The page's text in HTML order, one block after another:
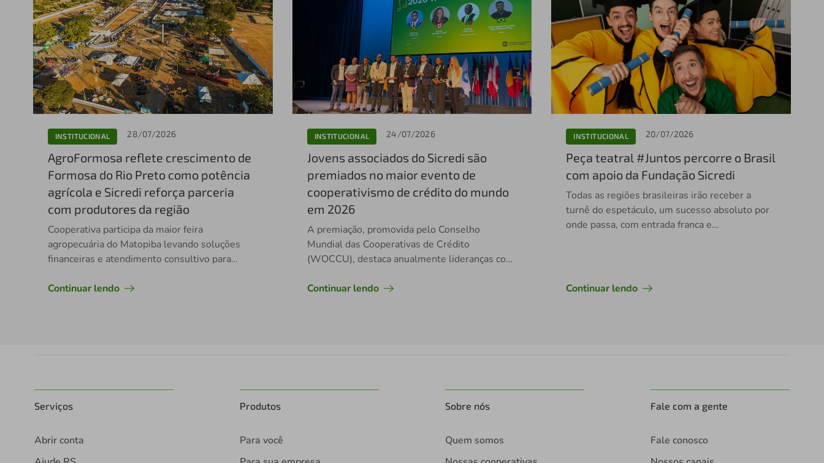
INSTITUCIONAL 28/07/2026
AgroFormosa reflete crescimento de
Formosa do Rio Preto como potência
agrícola e Sicredi reforça parceria
com produtores da região
Cooperativa participa da maior feira
agropecuária do Matopiba levando soluções
financeiras e atendimento consultivo para
Continuar lendo
INSTITUCIONAL 24/07/2026
Jovens associados do Sicredi são
premiados no maior evento de
cooperativismo de crédito do mundo
em 2026
A premiação, promovida pelo Conselho
Mundial das Cooperativas de Crédito
(WOCCU), destaca anualmente lideranças com
Continuar lendo
INSTITUCIONAL 20/07/2026
Peça teatral #Juntos percorre o Brasil
com apoio da Fundação Sicredi
Todas as regiões brasileiras irão receber a
turnê do espetáculo, um sucesso absoluto por
onde passa, com entrada franca e
Continuar lendo
Serviços
Abrir conta
Produtos
Para você
Sobre nós
Quem somos
Fale com a gente
Fale conosco